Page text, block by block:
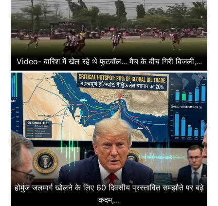
Video- बारिश में खेल रहे थे फुटबॉल... मैच के बीच गिरी बिजली,...
होर्मुज जलमार्ग खोलने के लिए 60 दिवसीय प्रस्तावित समझौते पर बढ़े
कदम,...